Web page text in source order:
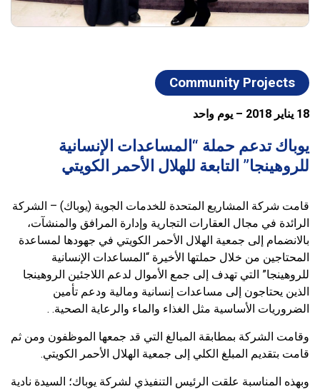
Community Projects
18 يناير 2018 – يوم واحد
يوباك تدعم حملة “المساعدات الإنسانية
للروهينجا” التابعة للهلال الأحمر الكويتي
قامت شركة المشاريع المتحدة للخدمات الجوية (يوباك) – الشركة
الرائدة في مجال العقارات التجارية وإدارة المرافق والمنشآت،
بالانضمام إلى جمعية الهلال الأحمر الكويتي في جهودها لمساعدة
المحتاجين من خلال حملتها الأخيرة “المساعدات الإنسانية
للروهينجا” التي تهدف إلى جمع الأموال لدعم اللاجئين الروهينجا
الذين يحتاجون إلى مساعدات إنسانية ومالية ودعم تأمين
الضروريات الأساسية مثل الغذاء والماء والرعاية الصحية. .
وقامت الشركة بمطابقة المبالغ التي قد جمعها الموظفون ومن ثم
قامت بتقديم المبلغ الكلي إلى جمعية الهلال الأحمر الكويتي.
وبهذه المناسبة علقت الرئيس التنفيذي لشركة يوباك؛ السيدة نادية